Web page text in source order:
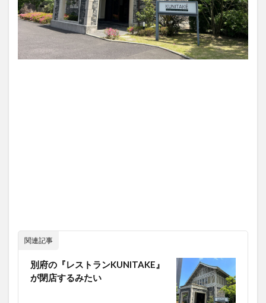
関連記事
別府の『レストランKUNITAKE』
が閉店するみたい